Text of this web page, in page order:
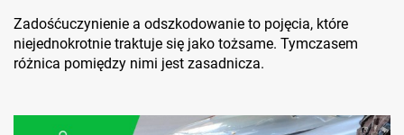
Zadośćuczynienie a odszkodowanie to pojęcia, które
niejednokrotnie traktuje się jako tożsame. Tymczasem
różnica pomiędzy nimi jest zasadnicza.